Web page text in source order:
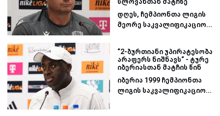
დღეს, ჩემპიონთა ლიგის
მეორე საკვალიფიკაციო...
“2-ბურთიანი უპირატესობა
არაფერს ნიშნავს“ - ტურე
იბერიასთან მატჩის წინ
იბერია 1999 ჩემპიონთა
ლიგის საკვალიფიკაციო...